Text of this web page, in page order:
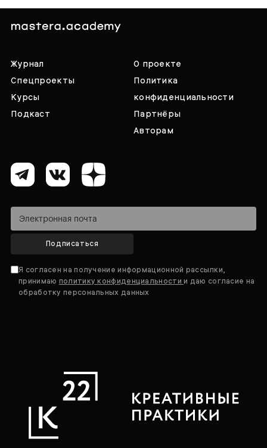
Журнал
Спецпроекты
Курсы
Подкаст
О проекте
Политика
конфиденциальности
Партнёры
Авторам
Подписаться
Я согласен на получение информационной рассылки,
принимаю политику конфиденциальностии даю согласие на
обработку персональных данных